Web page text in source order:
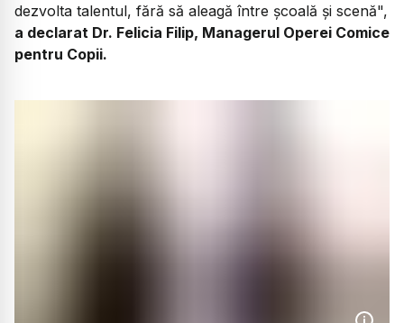
dezvolta talentul, fără să aleagă între școală și scenă",
a declarat Dr. Felicia Filip, Managerul Operei Comice
pentru Copii.